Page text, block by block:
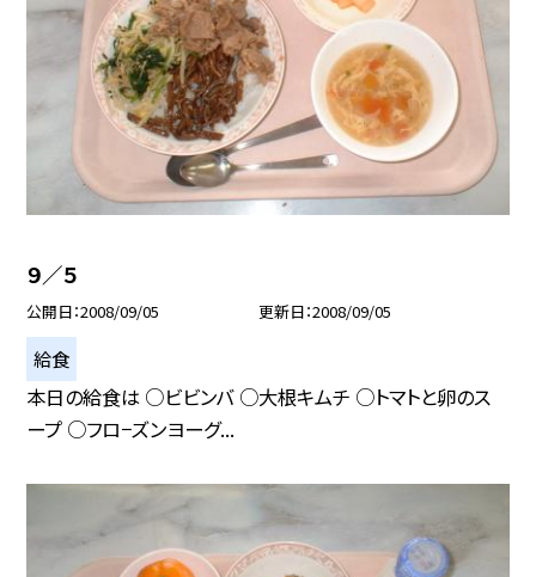
９／５
公開日 2008/09/05 更新日 2008/09/05
給食
本日の給食は ○ビビンバ ○大根キムチ ○トマトと卵のス
ープ ○フロ−ズンヨーグ...